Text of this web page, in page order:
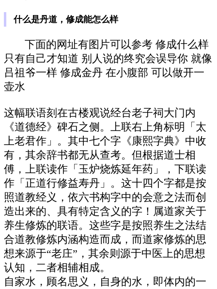
什么是丹道，修成能怎么样
下面的网址有图片可以参考 修成什么样
只有自己才知道 别人说的终究会误导你 就像
吕祖爷一样 修成金丹 在小腹部 可以做开一
壶水
这幅联语刻在古楼观说经台老子祠大门内
《道德经》碑石之侧。上联右上角标明「太
上老君作」。其中七个字《康熙字典》中收
有，其余辞书都无从查考。但根据道士相
傅，上联读作「玉炉烧炼延年药」，下联读
作「正道行修益寿丹」。这十四个字都是按
照道教经义，依六书构字中的会意之法而创
造出来的、具有特定含义的字！属道家关于
养生修炼的联语。这些字是按照养生之法结
合道教修炼内涵构造而成，而道家修炼的思
想来源于“老庄”，其余则源于中医上的思想
认知，二者相辅相成。
自家水，顾名思义，自身的水，即体内的一